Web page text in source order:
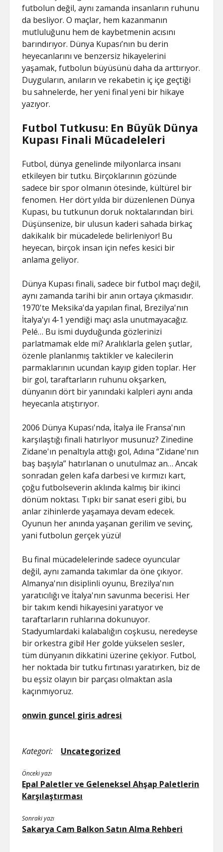
futbolun değil, aynı zamanda insanların ruhunu
da besliyor. O maçlar, hem kazanmanın
mutluluğunu hem de kaybetmenin acısını
barındırıyor. Dünya Kupası’nın bu derin
heyecanlarını ve benzersiz hikayelerini
yaşamak, futbolun büyüsünü daha da arttırıyor.
Duyguların, anıların ve rekabetin iç içe geçtiği
bu sahnelerde, her yeni final yeni bir hikaye
yazıyor.
Futbol Tutkusu: En Büyük Dünya
Kupası Finali Mücadeleleri
Futbol, dünya genelinde milyonlarca insanı
etkileyen bir tutku. Birçoklarının gözünde
sadece bir spor olmanın ötesinde, kültürel bir
fenomen. Her dört yılda bir düzenlenen Dünya
Kupası, bu tutkunun doruk noktalarından biri.
Düşünsenize, bir ulusun kaderi sahada birkaç
dakikalık bir mücadelede belirleniyor! Bu
heyecan, birçok insan için nefes kesici bir
anlama geliyor.
Dünya Kupası finali, sadece bir futbol maçı değil,
aynı zamanda tarihi bir anın ortaya çıkmasıdır.
1970'te Meksika'da yapılan final, Brezilya'nın
İtalya'yı 4-1 yendiği maçı asla unutmayacağız.
Pelé… Bu ismi duyduğunda gözlerinizi
parlatmamak elde mi? Aralıklarla gelen şutlar,
özenle planlanmış taktikler ve kalecilerin
parmaklarının ucundan kayıp giden toplar. Her
bir gol, taraftarların ruhunu okşarken,
dünyanın dört bir yanındaki kalpleri aynı anda
heyecanla atıştırıyor.
2006 Dünya Kupası'nda, İtalya ile Fransa'nın
karşılaştığı finali hatırlıyor musunuz? Zinedine
Zidane'ın penaltıyla attığı gol, Adına “Zidane'nın
baş başıyla” hatırlanan o unutulmaz an… Ancak
sonradan gelen kafa darbesi ve kırmızı kart,
çoğu futbolseverin aklında kalmış bir ikinci
dönüm noktası. Tıpkı bir sanat eseri gibi, bu
anlar zihinlerde yaşamaya devam edecek.
Oyunun her anında yaşanan gerilim ve sevinç,
yani futbolun gerçek yüzü!
Bu final mücadelelerinde sadece oyuncular
değil, aynı zamanda takımlar da öne çıkıyor.
Almanya'nın disiplinli oyunu, Brezilya'nın
yaratıcılığı ve İtalya'nın savunma becerisi. Her
bir takım kendi hikayesini yaratıyor ve
taraftarların ruhlarına dokunuyor.
Stadyumlardaki kalabalığın coşkusu, neredeyse
bir orkestra gibi! Her golde yükselen sesler,
tüm dünyanın dikkatini üzerine çekiyor. Futbol,
her noktada bir tutku fırtınası yaratırken, biz de
bu eşsiz olayın bir parçası olmaktan asla
kaçınmıyoruz.
onwin guncel giris adresi
Kategori: Uncategorized
Önceki yazı
Epal Paletler ve Geleneksel Ahşap Paletlerin
Karşılaştırması
Sonraki yazı
Sakarya Cam Balkon Satın Alma Rehberi